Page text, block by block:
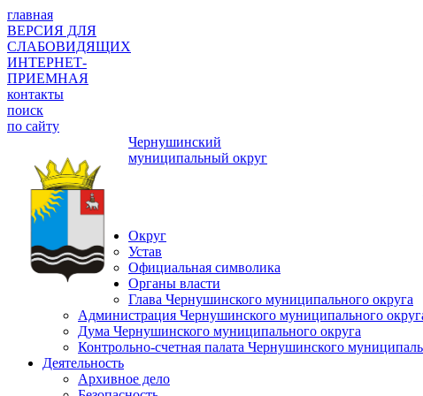
главная
ВЕРСИЯ ДЛЯ
СЛАБОВИДЯЩИХ
ИНТЕРНЕТ-
ПРИЕМНАЯ
контакты
поиск
по сайту
Чернушинский
муниципальный округ
Округ
Устав
Официальная символика
Органы власти
Глава Чернушинского муниципального округа
Администрация Чернушинского муниципального
Дума Чернушинского муниципального округа
Контрольно-счетная палата Чернушинского
Деятельность
Архивное дело